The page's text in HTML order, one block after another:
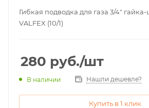
Гибкая подводка для газа 3/4"
VALFEX (10/1)
280 руб./шт
В наличии Нашли дешевле?
Купить в 1 клик